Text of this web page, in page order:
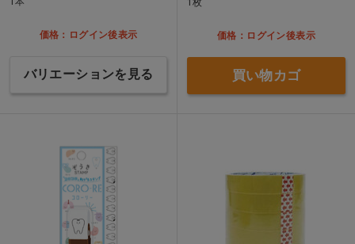
価格：ログイン後表示
バリエーションを見る
1枚
価格：ログイン後表示
買い物カゴ